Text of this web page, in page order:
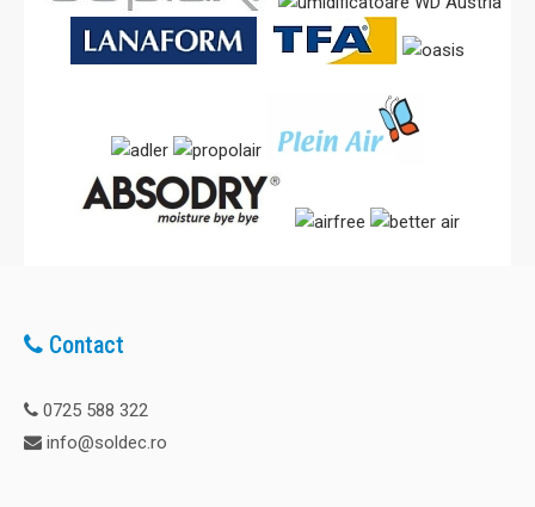
Contact
0725 588 322
info@soldec.ro